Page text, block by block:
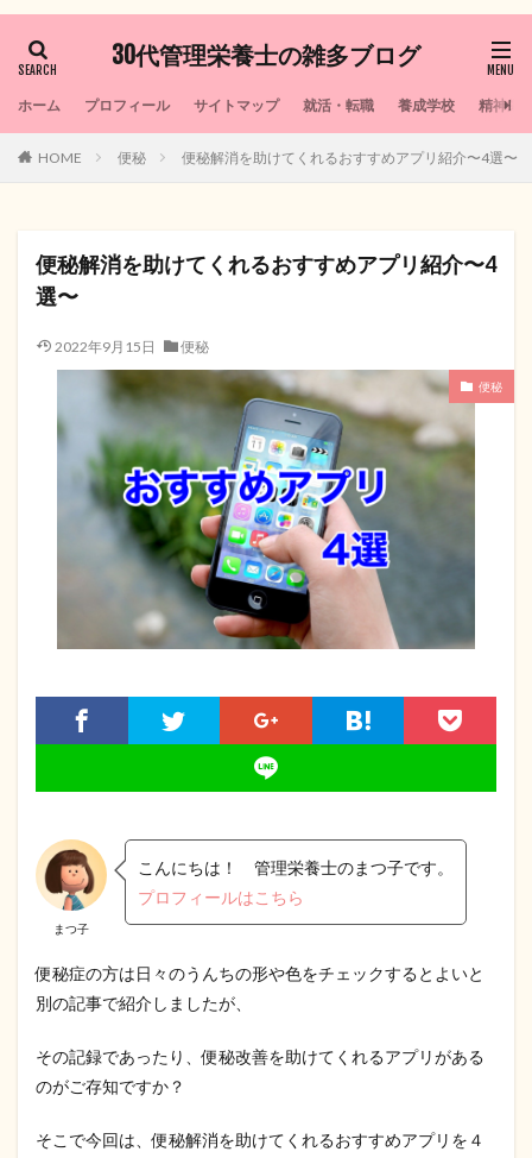
30代管理栄養士の雑多ブログ
ホーム プロフィール サイトマップ 就活・転職 養成学校 精神栄
HOME 便秘 便秘解消を助けてくれるおすすめアプリ紹介〜4選〜
便秘解消を助けてくれるおすすめアプリ紹介〜4
選〜
2022年9月15日 便秘
便秘
まつ子
こんにちは！ 管理栄養士のまつ子です。
プロフィールはこちら
便秘症の方は日々のうんちの形や色をチェックするとよいと
別の記事で紹介しましたが、
その記録であったり、便秘改善を助けてくれるアプリがある
のがご存知ですか？
そこで今回は、便秘解消を助けてくれるおすすめアプリを４